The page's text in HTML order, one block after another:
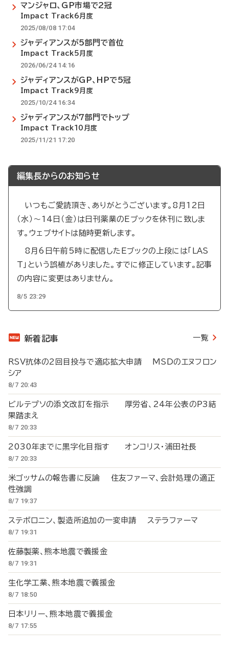
マンジャロ、GP市場で2冠
Impact Track6月度
2025/08/08 17:04
ジャディアンスが5部門で首位
Impact Track5月度
2026/06/24 14:16
ジャディアンスがGP、HPで5冠
Impact Track9月度
2025/10/24 16:34
ジャディアンスが7部門でトップ
Impact Track10月度
2025/11/21 17:20
編集長からのお知らせ
いつもご愛読頂き、ありがとうございます。8月12日
（水）～14日（金）は日刊薬業のEブックを休刊に致しま
す。ウェブサイトは随時更新します。
8月6日午前5時に配信したEブックの上段には「LAS
T」という誤植がありました。すでに修正しています。記事
の内容に変更はありません。
8/5 23:29
新着記事 一覧
RSV抗体の2回目投与で適応拡大申請 MSDのエヌフロン
シア
8/7 20:43
ビルテプソの添文改訂を指示 厚労省、24年公表のP3結
果踏まえ
8/7 20:33
2030年までに黒字化目指す オンコリス・浦田社長
8/7 20:33
米ゴッサムの報告書に反論 住友ファーマ、会計処理の適正
性強調
8/7 19:37
ステボロニン、製造所追加の一変申請 ステラファーマ
8/7 19:31
佐藤製薬、熊本地震で義援金
8/7 19:31
生化学工業、熊本地震で義援金
8/7 18:50
日本リリー、熊本地震で義援金
8/7 17:55